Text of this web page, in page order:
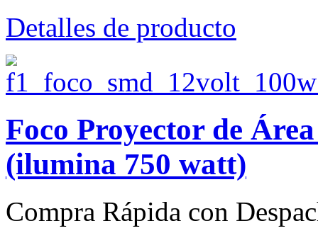
Detalles de producto
Foco Proyector de
(ilumina 750 watt)
Compra Rápida con